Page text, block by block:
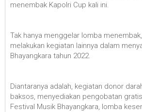
menembak Kapolri Cup kali ini.
Tak hanya menggelar lomba
melakukan kegiatan lainnya dalam
Bhayangkara tahun 2022.
Diantaranya adalah, kegiatan donor
baksos, menyediakan pengobatan
Festival Musik Bhayangkara, lomba